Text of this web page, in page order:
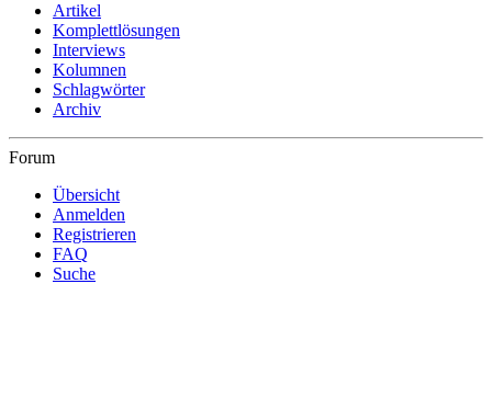
Artikel
Komplettlösungen
Interviews
Kolumnen
Schlagwörter
Archiv
Forum
Übersicht
Anmelden
Registrieren
FAQ
Suche